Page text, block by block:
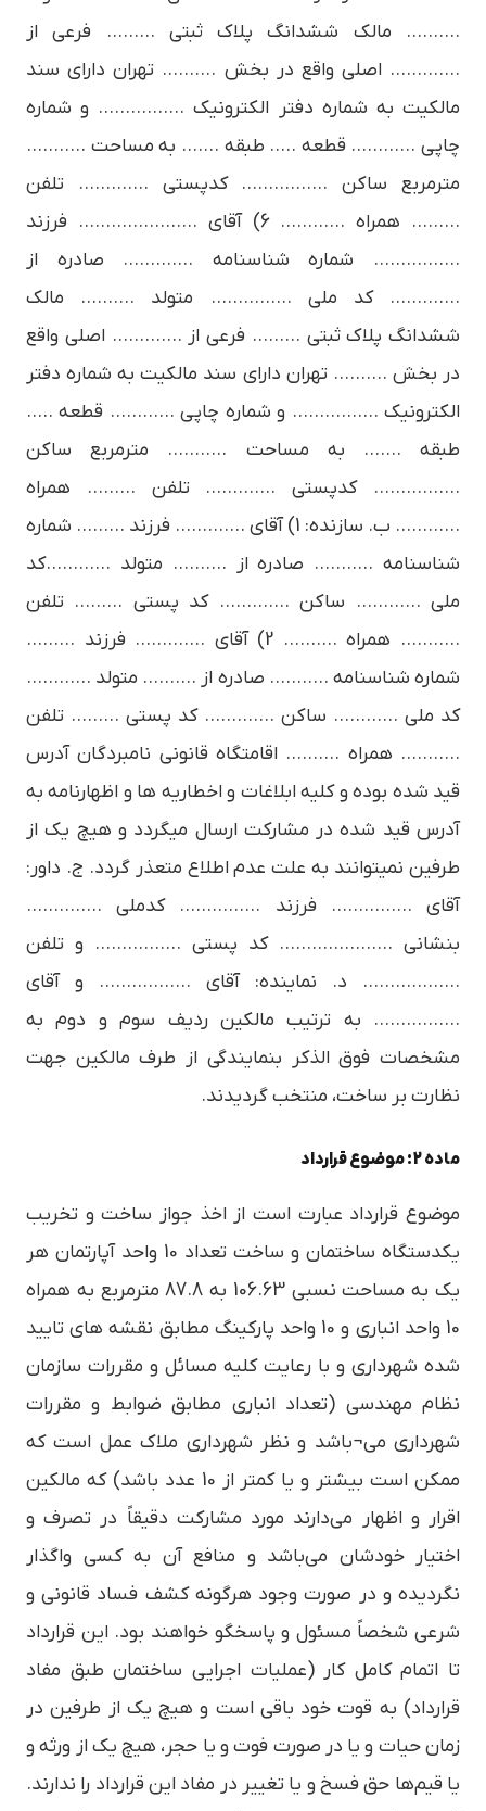
………. مالک ششدانگ پلاک ثبتی ……… فرعی از
…………. اصلی واقع در بخش ………. تهران دارای سند
مالکیت به شماره دفتر الکترونیک ……………. و شماره
چاپی ………… قطعه ….. طبقه ……. به مساحت ………..
مترمربع ساکن ……………. کدپستی …………. تلفن
……… همراه ………… 6) آقای …………………. فرزند
……………. شماره شناسنامه …………. صادره از
…………. کد ملی …………… متولد ………. مالک
ششدانگ پلاک ثبتی ……… فرعی از …………. اصلی واقع
در بخش ………. تهران دارای سند مالکیت به شماره دفتر
الکترونیک ……………. و شماره چاپی ………… قطعه …..
طبقه ……. به مساحت ……….. مترمربع ساکن
……………. کدپستی …………. تلفن ……… همراه
………… ب. سازنده: 1) آقای …………. فرزند ……… شماره
شناسنامه ……….. صادره از ………. متولد …………کد
ملی ………… ساکن …………. کد پستی ……… تلفن
……….. همراه ………. 2) آقای …………. فرزند ………
شماره شناسنامه ……….. صادره از ………. متولد …………
کد ملی ………… ساکن …………. کد پستی ……… تلفن
……….. همراه ………. اقامتگاه قانونی نامبردگان آدرس
قید شده بوده و کلیه ابلاغات و اخطاریه ها و اظهارنامه به
آدرس قید شده در مشارکت ارسال میگردد و هیچ یک از
طرفین نمیتوانند به علت عدم اطلاع متعذر گردد. ج. داور:
آقای …………… فرزند …………… کدملی …………..
بنشانی ………………… کد پستی ……………. و تلفن
……………… د. نماینده: آقای …………….. و آقای
……………. به ترتیب مالکین ردیف سوم و دوم به
مشخصات فوق الذکر بنمایندگی از طرف مالکین جهت
نظارت بر ساخت، منتخب گردیدند.
ماده 2: موضوع قرارداد
موضوع قرارداد عبارت است از اخذ جواز ساخت و تخریب
یکدستگاه ساختمان و ساخت تعداد 10 واحد آپارتمان هر
یک به مساحت نسبی 106.63 به 87.8 مترمربع به همراه
10 واحد انباری و 10 واحد پارکینگ مطابق نقشه های تایید
شده شهرداری و با رعایت کلیه مسائل و مقررات سازمان
نظام مهندسی (تعداد انباری مطابق ضوابط و مقررات
شهرداری می¬باشد و نظر شهرداری ملاک عمل است که
ممکن است بیشتر و یا کمتر از 10 عدد باشد) که مالکین
اقرار و اظهار می‌دارند مورد مشارکت دقیقاً در تصرف و
اختیار خودشان می‌باشد و منافع آن به کسی واگذار
نگردیده و در صورت وجود هرگونه کشف فساد قانونی و
شرعی شخصاً مسئول و پاسخگو خواهند بود. این قرارداد
تا اتمام کامل کار (عملیات اجرایی ساختمان طبق مفاد
قرارداد) به قوت خود باقی است و هیچ یک از طرفین در
زمان حیات و یا در صورت فوت و یا حجر، هیچ یک از ورثه و
یا قیم‌ها حق فسخ و یا تغییر در مفاد این قرارداد را ندارند.